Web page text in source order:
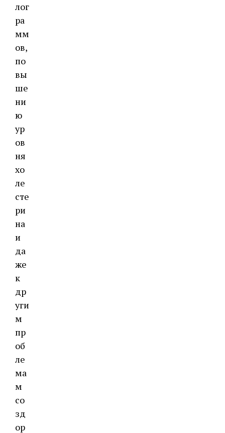
лог
ра
мм
ов,
по
вы
ше
ни
ю
ур
ов
ня
хо
ле
сте
ри
на
и
да
же
к
др
уги
м
пр
об
ле
ма
м
со
зд
ор